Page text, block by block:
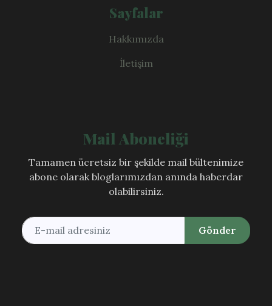
Sayfalar
Hakkımızda
İletişim
Mail Aboneliği
Tamamen ücretsiz bir şekilde mail bültenimize
abone olarak bloglarımızdan anında haberdar
olabilirsiniz.
Gönder